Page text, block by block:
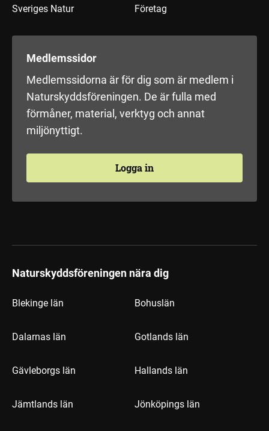
Sveriges Natur Företag
Medlemssidor
Medlemssidorna är för dig som är medlem i
Naturskyddsföreningen. De är fulla med
förmåner, material, verktyg och annat
miljönyttigt.
Logga in
Naturskyddsföreningen nära dig
Blekinge län Bohuslän
Dalarnas län Gotlands län
Gävleborgs län Hallands län
Jämtlands län Jönköpings län